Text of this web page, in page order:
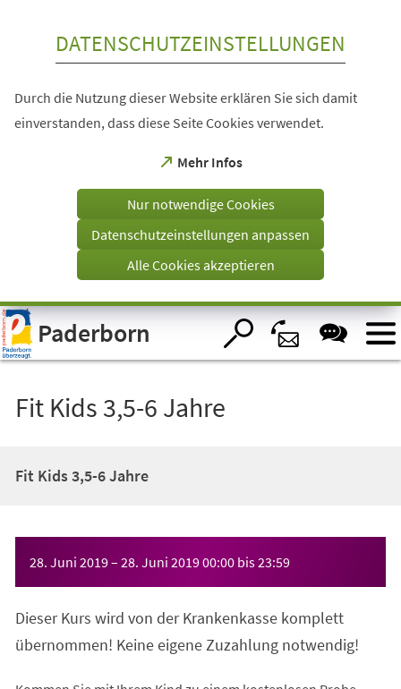
Visuelle
Assistenzsoftware
öffnen.
DATENSCHUTZEINSTELLUNGEN
Durch die Nutzung dieser Website erklären Sie sich damit
einverstanden, dass diese Seite Cookies verwendet.
Mehr Infos
(Öffnet
einem
Tab)
Nur notwendige Cookies
Datenschutzeinstellungen anpassen
Alle Cookies akzeptieren
Paderborn
Fit Kids 3,5-6 Jahre
Fit Kids 3,5-6 Jahre
28. Juni 2019– 28. Juni 201900:00 bis23:59
Dieser Kurs wird von der Krankenkasse komplett
übernommen! Keine eigene Zuzahlung notwendig!